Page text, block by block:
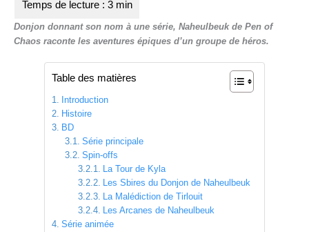
e
Donjon donnant son nom à une série, Naheulbeuk de Pen of
Chaos raconte les aventures épiques d’un groupe de héros.
Table des matières
Introduction
Histoire
BD
Série principale
Spin-offs
La Tour de Kyla
Les Sbires du Donjon de Naheulbeuk
La Malédiction de Tirlouit
Les Arcanes de Naheulbeuk
Série animée